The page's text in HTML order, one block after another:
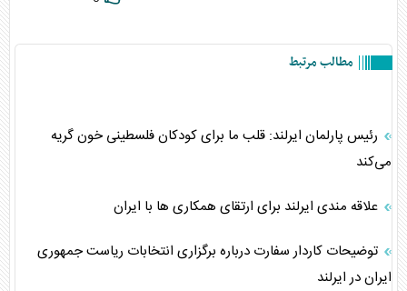
مطالب مرتبط
رئیس پارلمان ایرلند: قلب ما برای کودکان فلسطینی خون گریه
می‌کند
علاقه مندی ایرلند برای ارتقای همکاری ها با ایران
توضیحات کاردار سفارت درباره برگزاری انتخابات ریاست جمهوری
ایران در ایرلند